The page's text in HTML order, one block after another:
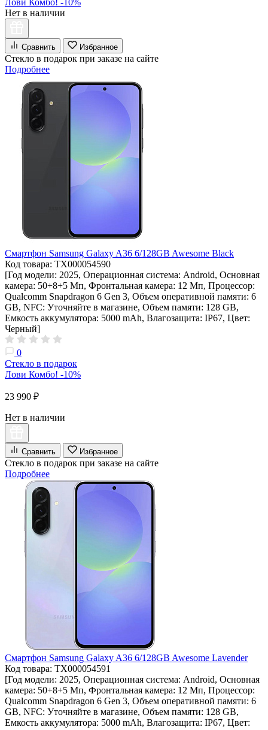
Нет в наличии
Сравнить Избранное
Стекло в подарок при заказе на сайте
Подробнее
Смартфон Samsung Galaxy A36 6/128GB Awesome Black
Код товара: ТХ000054590
[Год модели: 2025, Операционная система: Android, Основная
камера: 50+8+5 Мп, Фронтальная камера: 12 Мп, Процессор:
Qualcomm Snapdragon 6 Gen 3, Объем оперативной памяти: 6
GB, NFC: Уточняйте в магазине, Объем памяти: 128 GB,
Емкость аккумулятора: 5000 mAh, Влагозащита: IP67, Цвет:
Черный]
0
Стекло в подарок
Лови Комбо! -10%
23 990 ₽
Нет в наличии
Сравнить Избранное
Стекло в подарок при заказе на сайте
Подробнее
Смартфон Samsung Galaxy A36 6/128GB Awesome Lavender
Код товара: ТХ000054591
[Год модели: 2025, Операционная система: Android, Основная
камера: 50+8+5 Мп, Фронтальная камера: 12 Мп, Процессор:
Qualcomm Snapdragon 6 Gen 3, Объем оперативной памяти: 6
GB, NFC: Уточняйте в магазине, Объем памяти: 128 GB,
Емкость аккумулятора: 5000 mAh, Влагозащита: IP67, Цвет: